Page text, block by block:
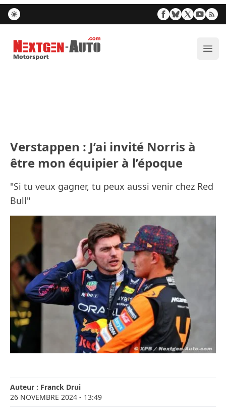
Nextgen-Auto.com
Verstappen : J’ai invité Norris à
être mon équipier à l’époque
"Si tu veux gagner, tu peux aussi venir chez Red
Bull"
Auteur : Franck Drui
26 NOVEMBRE 2024 - 13:49